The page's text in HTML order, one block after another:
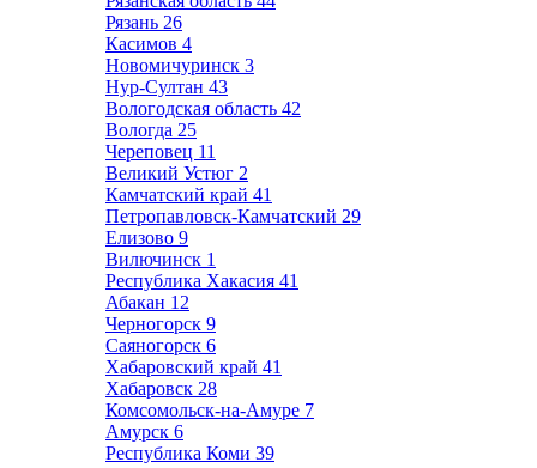
Рязань 26
Касимов 4
Новомичуринск 3
Нур-Султан 43
Вологодская область 42
Вологда 25
Череповец 11
Великий Устюг 2
Камчатский край 41
Петропавловск-Камчатский 29
Елизово 9
Вилючинск 1
Республика Хакасия 41
Абакан 12
Черногорск 9
Саяногорск 6
Хабаровский край 41
Хабаровск 28
Комсомольск-на-Амуре 7
Амурск 6
Республика Коми 39